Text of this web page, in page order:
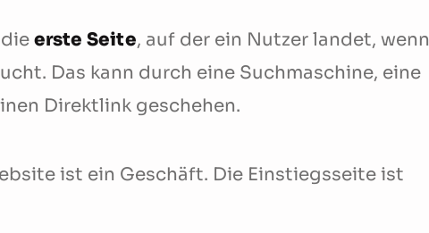
erste Seite, auf der ein Nutzer landet, wenn
Das kann durch eine Suchmaschine, eine
Direktlink geschehen.
ist ein Geschäft. Die Einstiegsseite ist